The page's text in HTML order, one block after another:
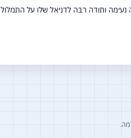
נעימה ותודה רבה לדניאל שלו על התמלול